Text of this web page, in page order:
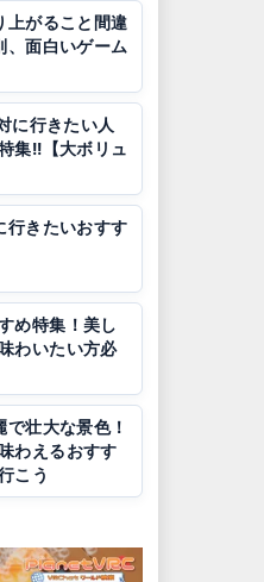
上がること間違
、面白いゲーム
に行きたい人
集!!【大ボリュ
行きたいおすす
め特集！美し
わいたい方必
で壮大な景色！
わえるおすす
こう